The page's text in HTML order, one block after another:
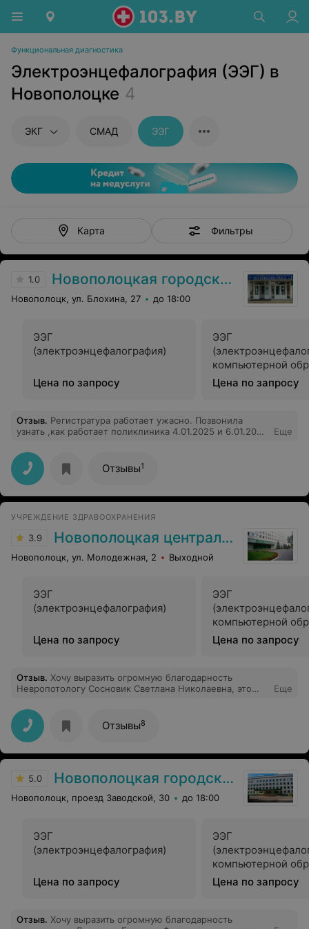
Функциональная диагностика
Электроэнцефалография (ЭЭГ) в
Новополоцке 4
ЭКГ СМАД ЭЭГ
Карта Фильтры
1.0 Новополоцкая городская поликлиника №1
Новополоцк, ул. Блохина, 27 до 18:00
ЭЭГ
(электроэнцефалография)
Цена по запросу
ЭЭГ
компьютерной
данных
Цена по запросу
Отзыв. Регистратура работает ужасно. Позвонила
узнать ,как работает поликлиника 4.01.2025 и 6.01.2025
8.01 2025. А оказывается работает.
Еще
Отзывы1
УЧРЕЖДЕНИЕ ЗДРАВООХРАНЕНИЯ
3.9 Новополоцкая центральная городская больница
Новополоцк, ул. Молодежная, 2 Выходной
ЭЭГ
(электроэнцефалография)
Цена по запросу
ЭЭГ
компьютерной
данных
Цена по запросу
Отзыв. Хочу выразить огромную благодарность
Невропотологу Сосновик Светлана Николаевна, это
помогла моей маме и мне, всегда выслушает и очень
человечная и добрая, побольше бы таких врачей, как
она, на таких врачах больница и держится! Спасибо
вам огромное, здоровья вам крепкого и вашей семье
Еще
Отзывы8
5.0 Новополоцкая городская поликлиника №4
Новополоцк, проезд Заводской, 30 до 18:00
ЭЭГ
(электроэнцефалография)
Цена по запросу
ЭЭГ
компьютерной
данных
Цена по запросу
Отзыв. Хочу выразить огромную благодарность